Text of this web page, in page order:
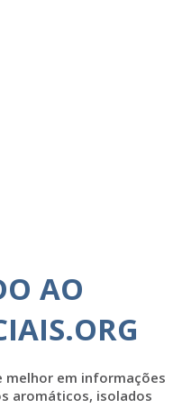
AO
melhor em informações
aromáticos, isolados